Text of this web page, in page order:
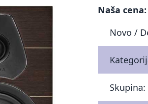
Naša cena:
Novo /
Skupina: